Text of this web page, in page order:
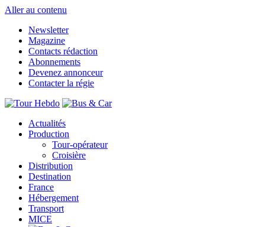
Aller au contenu
Newsletter
Magazine
Contacts rédaction
Abonnements
Devenez annonceur
Contacter la régie
Actualités
Production
Tour-opérateur
Croisière
Distribution
Destination
France
Hébergement
Transport
MICE